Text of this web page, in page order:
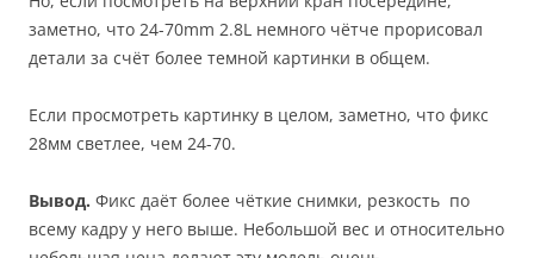
заметно, что 24-70mm 2.8L немного чётче прорисовал
детали за счёт более темной картинки в общем.
Если просмотреть картинку в целом, заметно, что фикс
28мм светлее, чем 24-70.
Вывод. Фикс даёт более чёткие снимки, резкость по
всему кадру у него выше. Небольшой вес и относительно